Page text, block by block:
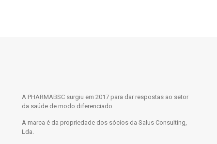
A PHARMABSC surgiu em 2017 para dar respostas ao setor
da saúde de modo diferenciado.
A marca é da propriedade dos sócios da Salus Consulting,
Lda.